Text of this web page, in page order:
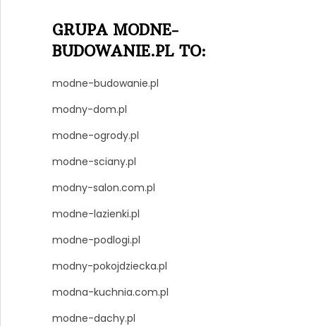
GRUPA MODNE-
BUDOWANIE.PL TO:
modne-budowanie.pl
modny-dom.pl
modne-ogrody.pl
modne-sciany.pl
modny-salon.com.pl
modne-lazienki.pl
modne-podlogi.pl
modny-pokojdziecka.pl
modna-kuchnia.com.pl
modne-dachy.pl